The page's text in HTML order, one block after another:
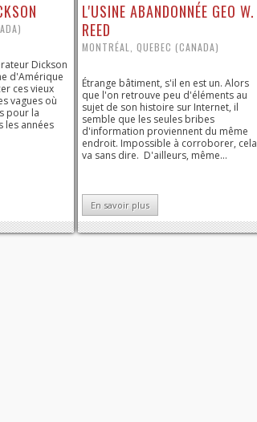
Dickson
d'Amérique
ces vieux
vagues où
pour la
les années
L'USINE ABANDONNÉE GEO W.
REED
MONTRÉAL, QUEBEC (CANADA)
Étrange bâtiment, s'il en est un. Alors
que l'on retrouve peu d'éléments au
sujet de son histoire sur Internet, il
semble que les seules bribes
d'information proviennent du même
endroit. Impossible à corroborer, cela
va sans dire. D'ailleurs, même...
En savoir plus